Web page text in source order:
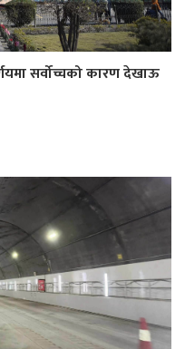
सर्वोच्चको कारण देखाऊ